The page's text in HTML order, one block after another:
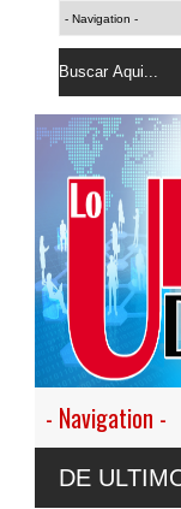
DE
empeño de